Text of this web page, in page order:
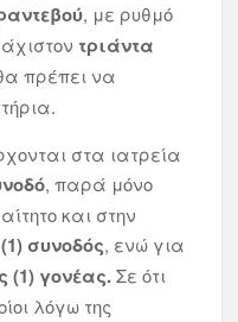
, με ρυθμό
τριάντα
πρέπει να
στα ιατρεία
, παρά μόνο
και στην
συνοδός, ενώ για
(1) γονέας.Σε ότι
λόγω της